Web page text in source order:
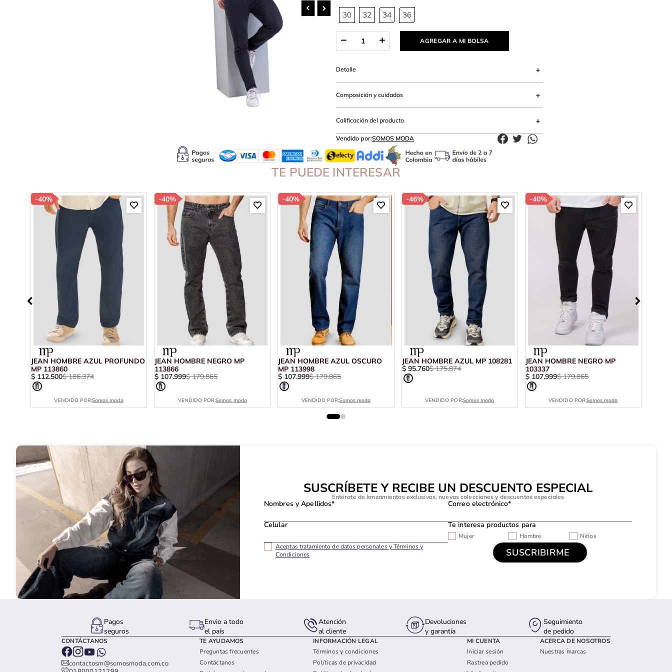
30 32 34 36
AGREGAR A MI BOLSA
Detalle
Composición y cuidados
Calificación del producto
Vendido por:SOMOS MODA
TE PUEDE INTERESAR
-40%
JEAN HOMBRE AZUL PROFUNDO
MP 113860
$ 112.500$ 186.374
VENDIDO POR:Somos moda
-40%
JEAN HOMBRE NEGRO MP
113866
$ 107.999$ 179.865
VENDIDO POR:Somos moda
-40%
JEAN HOMBRE AZUL OSCURO
MP 113998
$ 107.999$ 179.865
VENDIDO POR:Somos moda
-46%
JEAN HOMBRE AZUL MP 108281
$ 95.760$ 175.874
VENDIDO POR:Somos moda
-40%
JEAN HOMBRE NEGRO MP
103337
$ 107.999$ 179.865
VENDIDO POR:Somos moda
SUSCRÍBETE Y RECIBE UN DESCUENTO ESPECIAL
Entérate de lanzamientos exclusivos, nuevas colecciones y descuentos especiales
Nombres y Apellidos* Correo electrónico*
Celular Te interesa productos para
Mujer Hombre
Niños
Aceptas tratamiento de datos personales y Términos y
Condiciones
Pagos
seguros
Envio a todo
el país
Atención
al cliente
Devoluciones
y garantía
Seguimiento
de pedido
CONTÁCTANOS
contactosm@somosmoda.com.co
TE AYUDAMOS
Preguntas frecuentes
Contáctanos
INFORMACIÓN LEGAL
Términos y condiciones
Políticas de privacidad
MI CUENTA
Iniciar sesión
Rastrea pedido
ACERCA DE NOSOTROS
Nuestras marcas
. panties